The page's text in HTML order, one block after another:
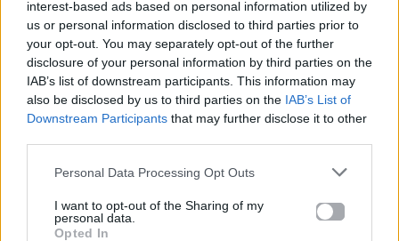
interest-based ads based on personal information utilized by
us or personal information disclosed to third parties prior to
your opt-out. You may separately opt-out of the further
disclosure of your personal information by third parties on the
IAB’s list of downstream participants. This information may
also be disclosed by us to third parties on the IAB’s List of
Downstream Participants that may further disclose it to other
Personal Data Processing Opt Outs
I want to opt-out of the Sharing of my
personal data.
Opted In
Mad TV News
«Το Κάνουμε
Καλοκαιρινό»: Dat
Lilly και Vox The
Acapella Group στο
μουσική
03.08.2026
Mad TV News
H Σοφία Δανέζη στο
Talk to Mad: «Όλα μου
τα τραγούδια είναι
βιωματικά»
30.07.2026